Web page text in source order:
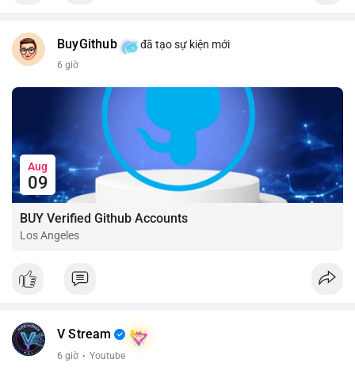
BuyGithub đã tạo sự kiện mới
6 giờ
Aug
09
BUY Verified Github Accounts
Los Angeles
V Stream
6 giờ · Youtube